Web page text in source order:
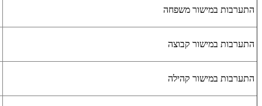
התערבות במישור משפחה
התערבות במישור קבוצה
התערבות במישור קהילה